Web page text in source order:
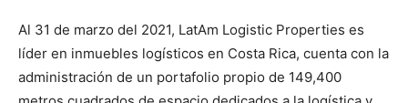
Al 31 de marzo del 2021, LatAm Logistic Properties es
líder en inmuebles logísticos en Costa Rica, cuenta con la
administración de un portafolio propio de 149,400